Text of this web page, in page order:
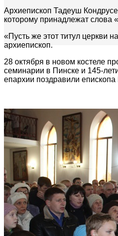
Архиепископ Тадеуш
которому принадлежат
«Пусть же этот титул церкви
архиепископ.
28 октября в новом костеле
семинарии в Пинске и 145-
епархии поздравили